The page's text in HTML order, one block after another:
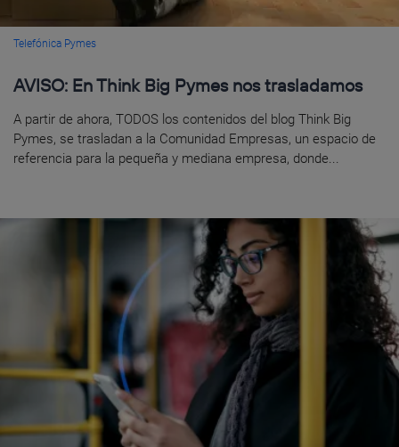
Telefónica Pymes
AVISO: En Think Big Pymes nos trasladamos
A partir de ahora, TODOS los contenidos del blog Think Big
Pymes, se trasladan a la Comunidad Empresas, un espacio de
referencia para la pequeña y mediana empresa, donde...